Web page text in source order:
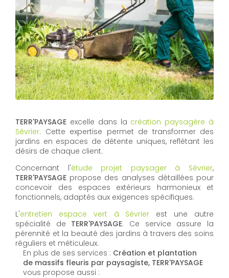
TERR'PAYSAGE excelle dans la création paysagère à
Sévrier. Cette expertise permet de transformer des
jardins en espaces de détente uniques, reflétant les
désirs de chaque client.
Concernant l'étude projet paysager à Sévrier,
TERR'PAYSAGE propose des analyses détaillées pour
concevoir des espaces extérieurs harmonieux et
fonctionnels, adaptés aux exigences spécifiques.
L'entretien espace vert à Sévrier est une autre
spécialité de TERR'PAYSAGE. Ce service assure la
pérennité et la beauté des jardins à travers des soins
réguliers et méticuleux.
En plus de ses services : Création et plantation
de massifs fleuris par paysagiste, TERR'PAYSAGE
vous propose aussi :